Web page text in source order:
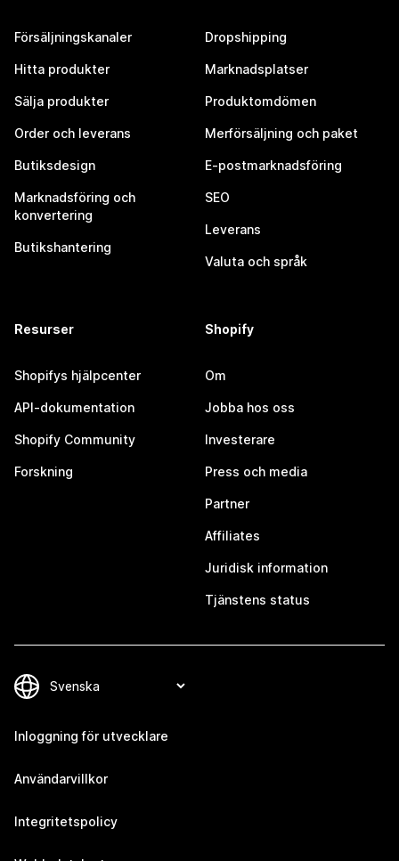
Försäljningskanaler
Hitta produkter
Sälja produkter
Order och leverans
Butiksdesign
Marknadsföring och
konvertering
Butikshantering
Dropshipping
Marknadsplatser
Produktomdömen
Merförsäljning och paket
E-postmarknadsföring
SEO
Leverans
Valuta och språk
Resurser
Shopifys hjälpcenter
API-dokumentation
Shopify Community
Forskning
Shopify
Om
Jobba hos oss
Investerare
Press och media
Partner
Affiliates
Juridisk information
Tjänstens status
Inloggning för utvecklare
Användarvillkor
Integritetspolicy